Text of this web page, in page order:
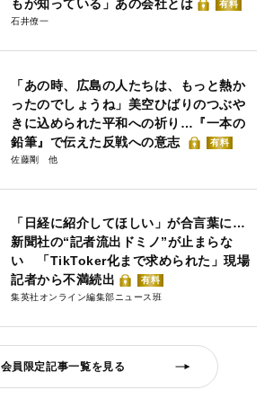
もが知っている」あの会社とは
有料
石井僚一
「あの時、広島の人たちは、もっと熱か
ったのでしょうね」美空ひばりのつぶや
きに込められた平和への祈り…『一本の
鉛筆』で伝えた反戦への意志
有料
佐藤剛
「日経に紹介してほしい」が合言葉に…
新聞社の“記者流出ドミノ”が止まらな
い 「TikToker化まで求められた」現場
記者から不満続出
有料
集英社オンライン編集部ニュース班
会員限定記事一覧を見る